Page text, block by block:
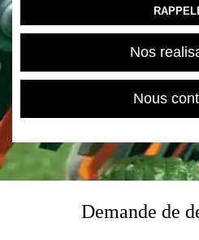
Nos
Nous
Demande de